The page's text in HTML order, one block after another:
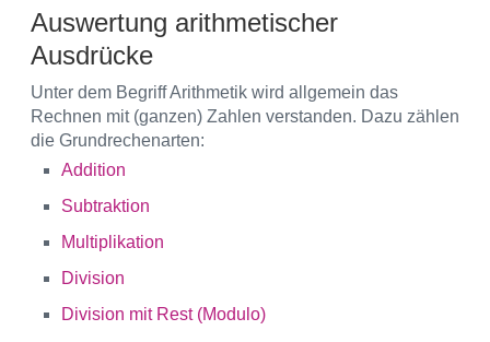
Auswertung arithmetischer
Ausdrücke
Unter dem Begriff Arithmetik wird allgemein das
Rechnen mit (ganzen) Zahlen verstanden. Dazu zählen
die Grundrechenarten:
Addition
Subtraktion
Multiplikation
Division
Division mit Rest (Modulo)